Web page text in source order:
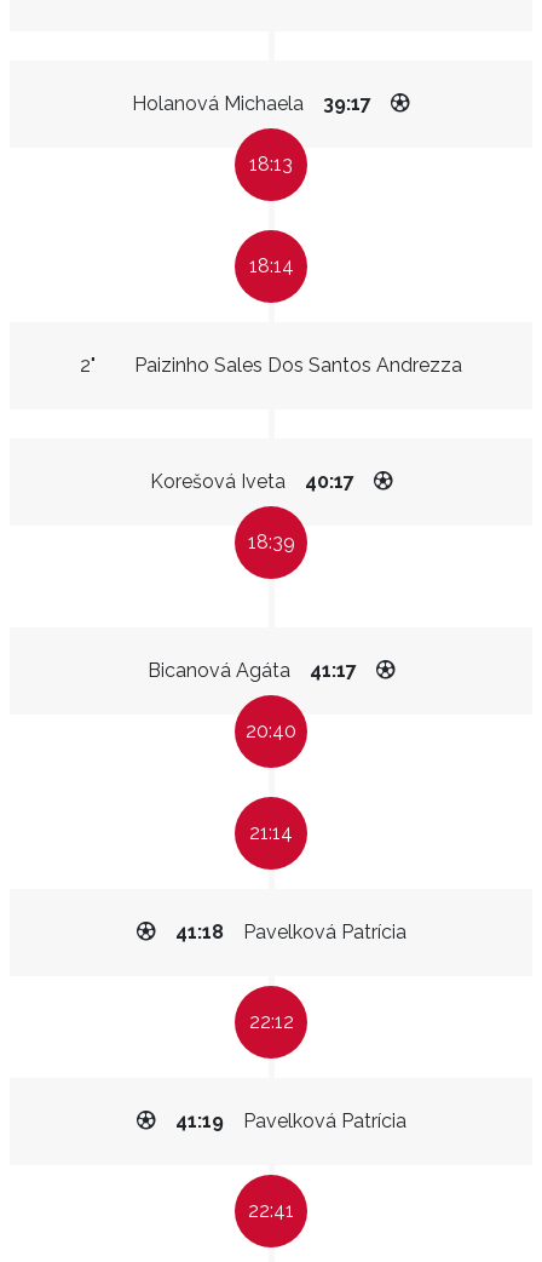
Holanová Michaela 39:17
18:13
18:14
Paizinho Sales Dos Santos Andrezza
2"
Korešová Iveta 40:17
18:39
Bicanová Agáta 41:17
20:40
21:14
Pavelková Patrícia
41:18
22:12
Pavelková Patrícia
41:19
22:41